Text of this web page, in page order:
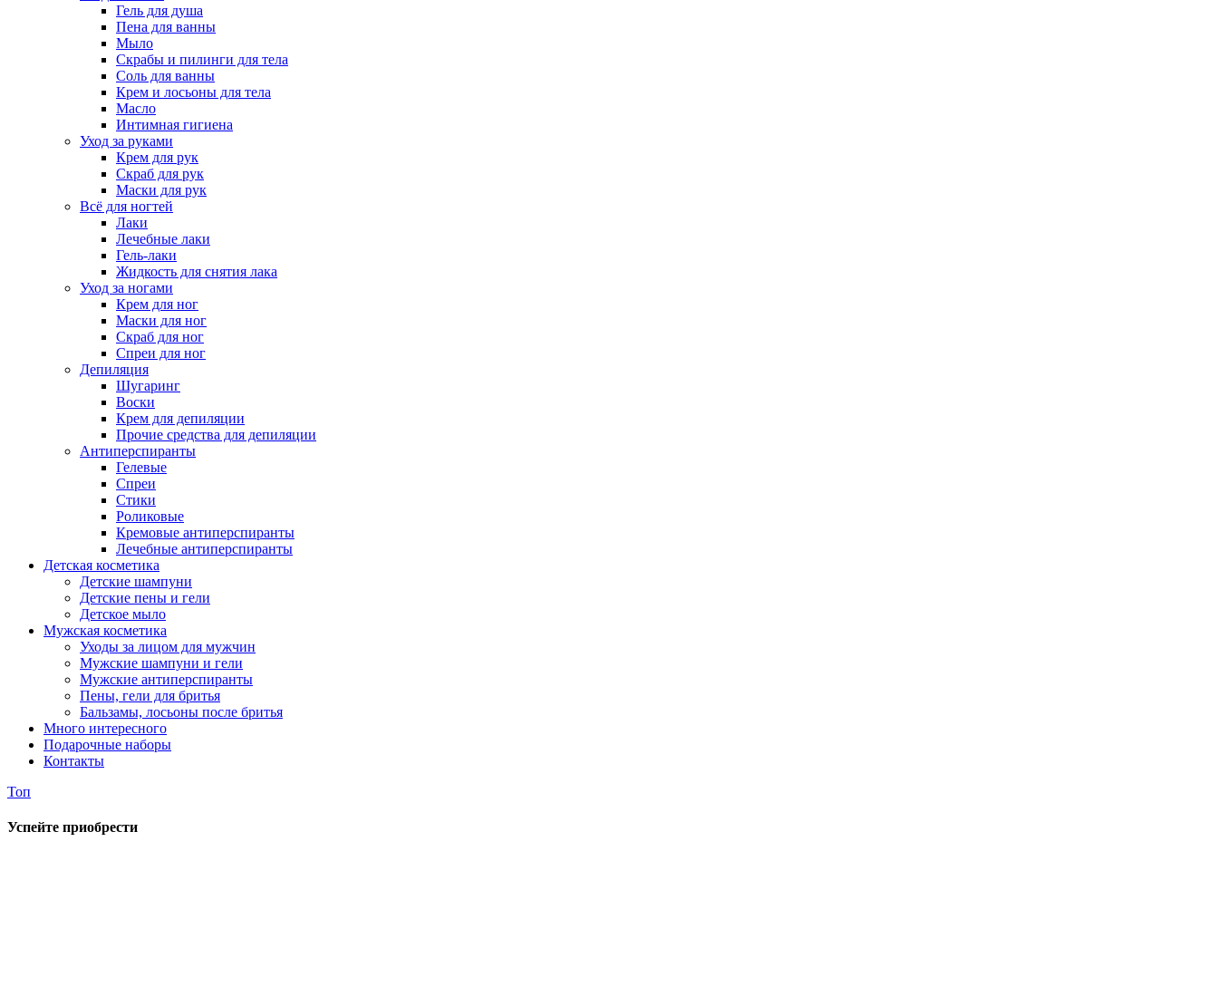
Гель для душа
Пена для ванны
Мыло
Скрабы и пилинги для тела
Соль для ванны
Крем и лосьоны для тела
Масло
Интимная гигиена
Уход за руками
Крем для рук
Скраб для рук
Маски для рук
Всё для ногтей
Лаки
Лечебные лаки
Гель-лаки
Жидкость для снятия лака
Уход за ногами
Крем для ног
Маски для ног
Скраб для ног
Спреи для ног
Депиляция
Шугаринг
Воски
Крем для депиляции
Прочие средства для депиляции
Антиперспиранты
Гелевые
Спреи
Стики
Роликовые
Кремовые антиперспиранты
Лечебные антиперспиранты
Детская косметика
Детские шампуни
Детские пены и гели
Детское мыло
Мужская косметика
Уходы за лицом для мужчин
Мужские шампуни и гели
Мужские антиперспиранты
Пены, гели для бритья
Бальзамы, лосьоны после бритья
Много интересного
Подарочные наборы
Контакты
Топ
Успейте приобрести